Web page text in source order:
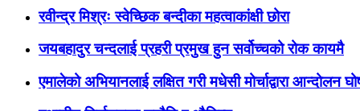
रवीन्द्र मिश्रः स्वेच्छिक बन्दीका महत्वाकांक्षी छोरा
जयबहादुर चन्दलाई प्रहरी प्रमुख हुन सर्वोच्चको रोक कायमै
एमालेको अभियानलाई लक्षित गरी मधेसी मोर्चाद्वारा आन्दोलन